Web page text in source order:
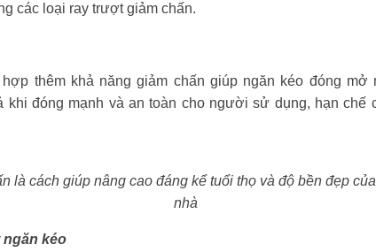
các loại ray trượt giảm chấn.
thêm khả năng giảm chấn giúp ngăn kéo đóng mở
khi đóng mạnh và an toàn cho người sử dụng, hạn chế
là cách giúp nâng cao đáng kể tuổi thọ và độ bền đẹp
nhà
kéo